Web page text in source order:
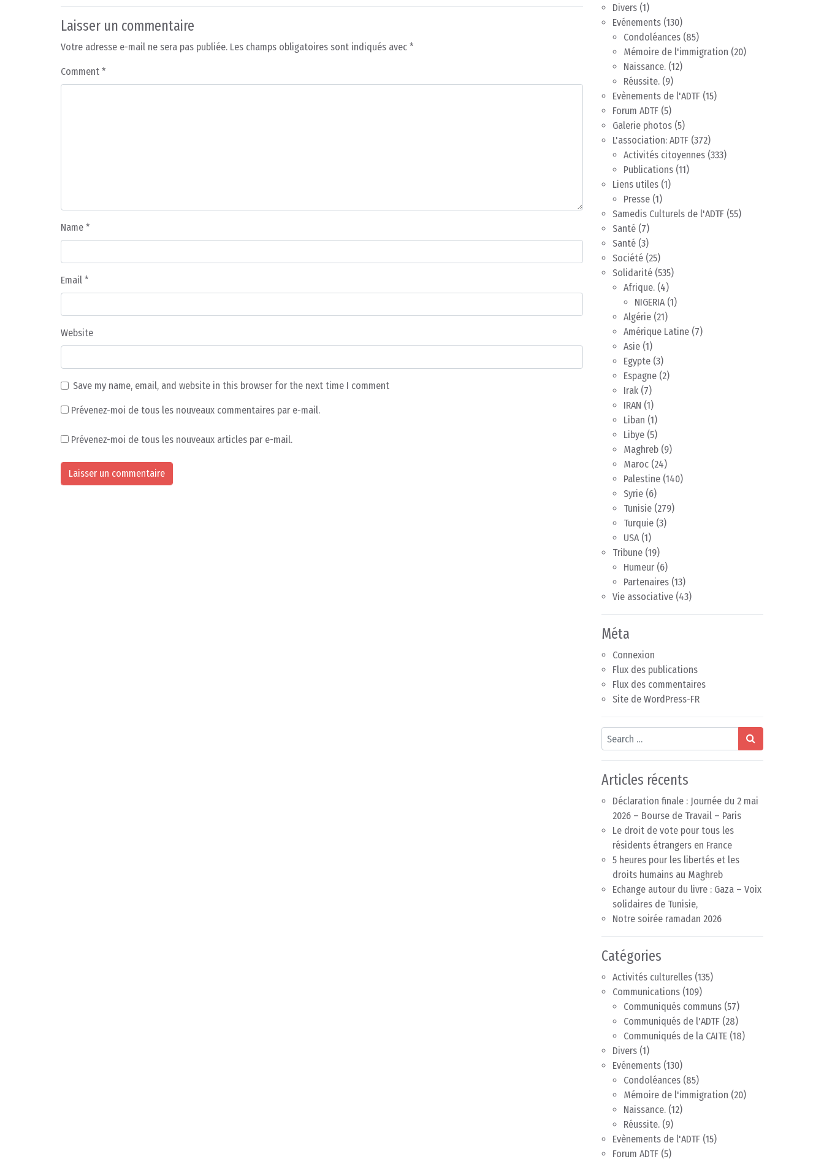
Laisser un commentaire
Votre adresse e-mail ne sera pas publiée. Les champs obligatoires sont indiqués avec *
Comment *
Name *
Email *
Website
Save my name, email, and website in this browser for the next time I comment
Prévenez-moi de tous les nouveaux commentaires par e-mail.
Prévenez-moi de tous les nouveaux articles par e-mail.
Divers (1)
Evénements (130)
Condoléances (85)
Mémoire de l'immigration (20)
Naissance. (12)
Réussite. (9)
Evènements de l'ADTF (15)
Forum ADTF (5)
Galerie photos (5)
L'association: ADTF (372)
Activités citoyennes (333)
Publications (11)
Liens utiles (1)
Presse (1)
Samedis Culturels de l'ADTF (55)
Santé (7)
Santé (3)
Société (25)
Solidarité (535)
Afrique. (4)
NIGERIA(1)
Algérie (21)
Amérique Latine (7)
Asie (1)
Egypte (3)
Espagne (2)
Irak (7)
IRAN (1)
Liban (1)
Libye (5)
Maghreb (9)
Maroc (24)
Palestine (140)
Syrie (6)
Tunisie (279)
Turquie (3)
USA(1)
Tribune (19)
Humeur (6)
Partenaires (13)
Vie associative (43)
Méta
Connexion
Flux des publications
Flux des commentaires
Site de WordPress-FR
Search
Articles récents
Déclaration finale : Journée du 2 mai
2026 – Bourse de Travail – Paris
Le droit de vote pour tous les
résidents étrangers en France
5 heures pour les libertés et les
droits humains au Maghreb
Echange autour du livre : Gaza – Voix
solidaires de Tunisie,
Notre soirée ramadan 2026
Catégories
Activités culturelles (135)
Communications (109)
Communiqués communs (57)
Communiqués de l'ADTF (28)
Communiqués de la CAITE (18)
Divers (1)
Evénements (130)
Condoléances (85)
Mémoire de l'immigration (20)
Naissance. (12)
Réussite. (9)
Evènements de l'ADTF (15)
Forum ADTF (5)